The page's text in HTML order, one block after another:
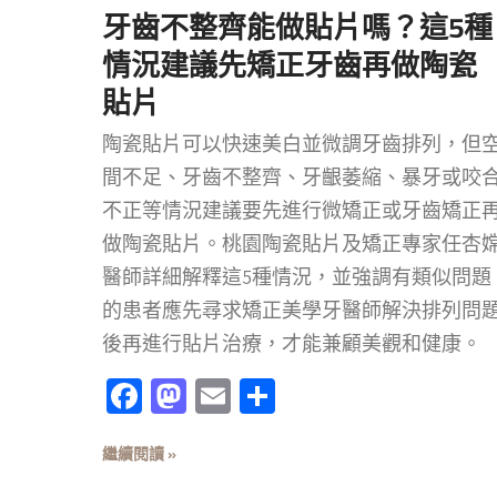
牙齒不整齊能做貼片嗎？這5種
情況建議先矯正牙齒再做陶瓷
貼片
陶瓷貼片可以快速美白並微調牙齒排列，但
間不足、牙齒不整齊、牙齦萎縮、暴牙或咬
不正等情況建議要先進行微矯正或牙齒矯正
做陶瓷貼片。桃園陶瓷貼片及矯正專家任杏
醫師詳細解釋這5種情況，並強調有類似問題
的患者應先尋求矯正美學牙醫師解決排列問
後再進行貼片治療，才能兼顧美觀和健康。
Facebook
Mastodon
Email
繼續閱讀 »